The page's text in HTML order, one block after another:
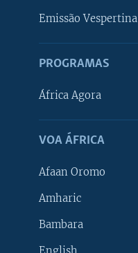
Emissão Vespertina
PROGRAMAS
África Agora
VOA ÁFRICA
Afaan Oromo
Amharic
Bambara